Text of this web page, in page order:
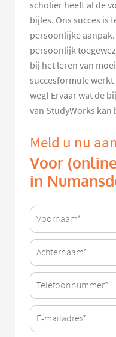
scholier heeft al de
bijles. Ons succes is
persoonlijke
persoonlijk
bij het leren van
succesformule
weg! Ervaar wat de
van StudyWorks
Meld u nu aan
Voor
in